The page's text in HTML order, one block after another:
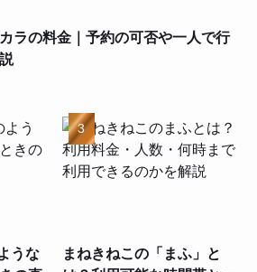
ラの料金｜予約の可否や一人で行
うな
まねきねこの「まふ」と